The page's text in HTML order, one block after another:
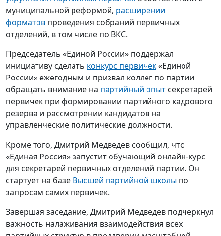
Председатель «Единой России» поддержал
инициативу сделатьконкурс первичек«Единой
России» ежегодным и призвал коллег по партии
обращать внимание напартийный опыт
первичек при формировании партийного кадрового
резерва и рассмотрении кандидатов на
управленческие политические должности.
Кроме того, Дмитрий Медведев сообщил, что
«Единая Россия» запустит обучающий онлайн-курс
для секретарей первичных отделений партии. Он
стартует на базе
Высшей партийной школы
запросам самих первичек.
Завершая заседание, Дмитрий Медведев подчеркнул
важность налаживания взаимодействия всех
партийных структур в преддверии масштабной
думской кампании.
«Наша цель заключается в полноценной победе на